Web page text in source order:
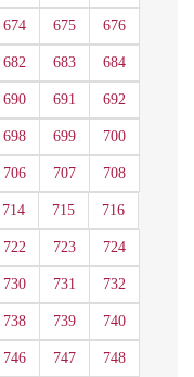
674 675 676
682 683 684
690 691 692
698 699 700
706 707 708
714 715 716
722 723 724
730 731 732
738 739 740
746 747 748